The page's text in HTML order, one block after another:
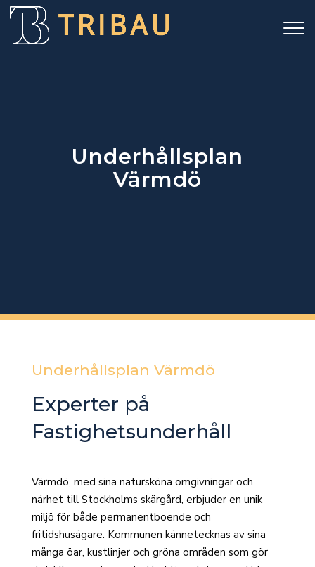
Underhållsplan
Värmdö
Underhållsplan Värmdö
Experter på
Fastighetsunderhåll
Värmdö, med sina natursköna omgivningar och
närhet till Stockholms skärgård, erbjuder en unik
miljö för både permanentboende och
fritidshusägare. Kommunen kännetecknas av sina
många öar, kustlinjer och gröna områden som gör